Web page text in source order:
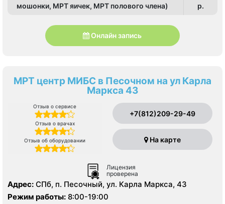
мошонки, МРТ яичек, МРТ полового члена)
p.
Онлайн запись
МРТ центр МИБС в Песочном на ул Карла
Маркса 43
Отзыв о сервисе
Отзыв о врачах
Отзыв об оборудовании
+7(812)209-29-49
На карте
Лицензия
проверена
Адрес: СПб, п. Песочный, ул. Карла Маркса, 43
Режим работы: 8:00-19:00